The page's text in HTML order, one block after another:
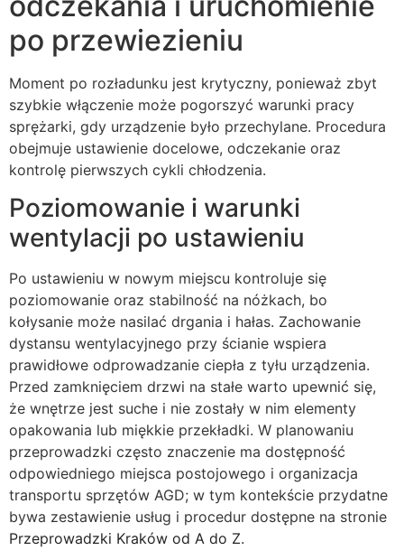
po przewiezieniu
Moment po rozładunku jest krytyczny, ponieważ zbyt
szybkie włączenie może pogorszyć warunki pracy
sprężarki, gdy urządzenie było przechylane. Procedura
obejmuje ustawienie docelowe, odczekanie oraz
kontrolę pierwszych cykli chłodzenia.
Poziomowanie i warunki
wentylacji po ustawieniu
Po ustawieniu w nowym miejscu kontroluje się
poziomowanie oraz stabilność na nóżkach, bo
kołysanie może nasilać drgania i hałas. Zachowanie
dystansu wentylacyjnego przy ścianie wspiera
prawidłowe odprowadzanie ciepła z tyłu urządzenia.
Przed zamknięciem drzwi na stałe warto upewnić się,
że wnętrze jest suche i nie zostały w nim elementy
opakowania lub miękkie przekładki. W planowaniu
przeprowadzki często znaczenie ma dostępność
odpowiedniego miejsca postojowego i organizacja
transportu sprzętów AGD; w tym kontekście przydatne
bywa zestawienie usług i procedur dostępne na stronie
Przeprowadzki Kraków od A do Z.